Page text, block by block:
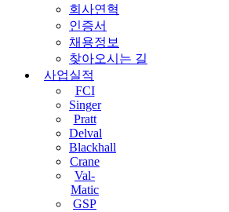
회사연혁
인증서
채용정보
찾아오시는 길
사업실적
FCI
Singer
Pratt
Delval
Blackhall
Crane
Val-
Matic
GSP